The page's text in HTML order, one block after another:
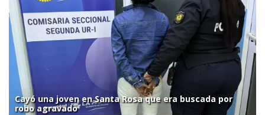
Cayó una joven en Santa Rosa que era buscada por
robo agravado